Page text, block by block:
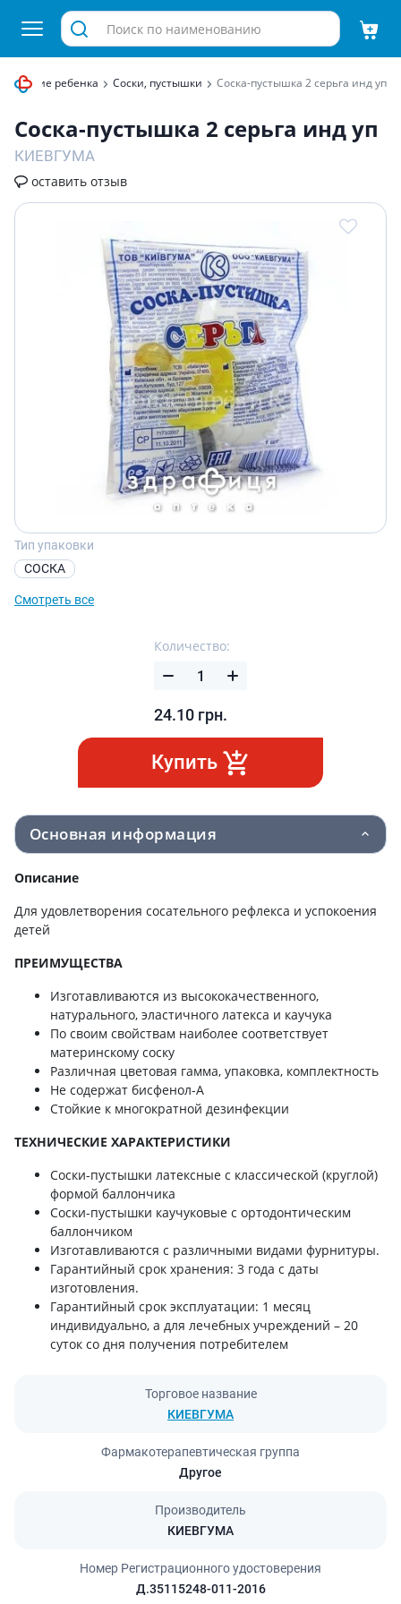
Развитие ребенка Соски, пустышки Соска-пустышка 2 серьга инд уп
Соска-пустышка 2 серьга инд уп
КИЕВГУМА
оставить отзыв
Тип упаковки
СОСКА
Смотреть все
Количество:
24.10 грн.
Купить
Основная информация
Описание
Для удовлетворения сосательного рефлекса и успокоения
детей
ПРЕИМУЩЕСТВА
Изготавливаются из высококачественного,
натурального, эластичного латекса и каучука
По своим свойствам наиболее соответствует
материнскому соску
Различная цветовая гамма, упаковка, комплектность
Не содержат бисфенол-А
Стойкие к многократной дезинфекции
ТЕХНИЧЕСКИЕ ХАРАКТЕРИСТИКИ
Соски-пустышки латексные с классической (круглой)
формой баллончика
Соски-пустышки каучуковые с ортодонтическим
баллончиком
Изготавливаются с различными видами фурнитуры.
Гарантийный срок хранения: 3 года с даты
изготовления.
Гарантийный срок эксплуатации: 1 месяц
индивидуально, а для лечебных учреждений – 20
суток со дня получения потребителем
Торговое название
КИЕВГУМА
Фармакотерапевтическая группа
Другое
Производитель
КИЕВГУМА
Номер Регистрационного удостоверения
Д.35115248-011-2016